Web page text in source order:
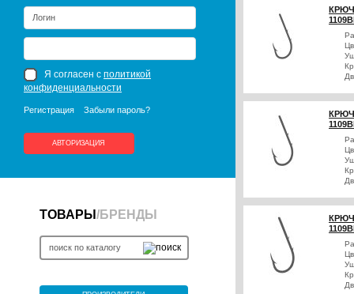
Я согласен с политикой
конфиденциальности
Регистрация Забыли пароль?
АВТОРИЗАЦИЯ
ТОВАРЫ /БРЕНДЫ